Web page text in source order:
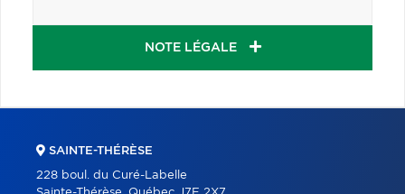
NOTE LÉGALE
SAINTE-THÉRÈSE
228 boul. du Curé-Labelle